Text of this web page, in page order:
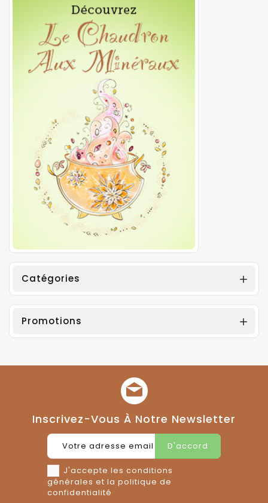
Catégories 
Promotions 
Inscrivez-Vous À Notre Newsletter
J'accepte les conditions
générales et la politique de
confidentialité